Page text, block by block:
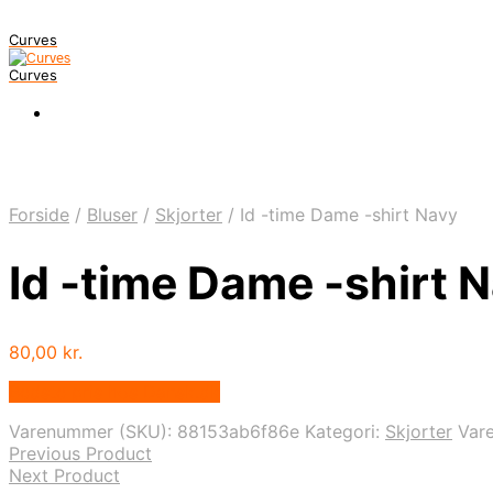
Curves
Curves
Forside / Bluser / Skjorter / Id -time Dame -shirt Navy
Id -time Dame -shirt
80,00 kr.
Varenummer (SKU): 88153ab6f86e Kategori: Skjorter
Previous Product
Next Product